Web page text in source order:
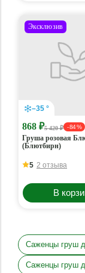
Эксклюзив
–35 °
868 ₽5 420 ₽ - 84 %
Груша розовая
(Блютбирн)
5 2 отзыва
В
Саженцы груш
Саженцы груш